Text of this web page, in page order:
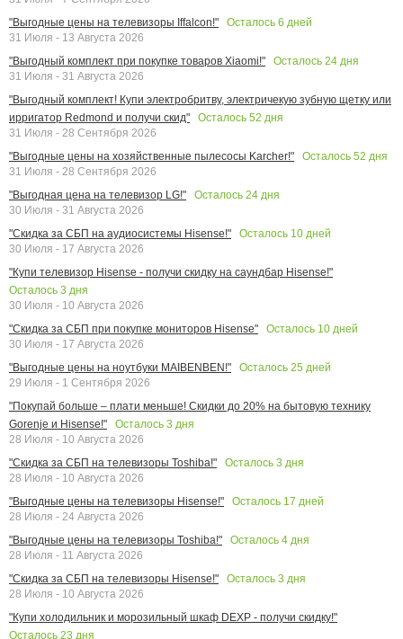
"Выгодные цены на телевизоры Iffalcon!"
Осталось 6 дней
31 Июля - 13 Августа 2026
"Выгодный комплект при покупке товаров Xiaomi!"
Осталось 24 дня
31 Июля - 31 Августа 2026
"Выгодный комплект! Купи электробритву, электричекую зубную щетку или
ирригатор Redmond и получи скид"
Осталось 52 дня
31 Июля - 28 Сентября 2026
"Выгодные цены на хозяйственные пылесосы Karcher!"
Осталось 52 дня
31 Июля - 28 Сентября 2026
"Выгодная цена на телевизор LG!"
Осталось 24 дня
30 Июля - 31 Августа 2026
"Скидка за СБП на аудиосистемы Hisense!"
Осталось 10 дней
30 Июля - 17 Августа 2026
"Купи телевизор Hisense - получи скидку на саундбар Hisense!"
Осталось 3 дня
30 Июля - 10 Августа 2026
"Скидка за СБП при покупке мониторов Hisense"
Осталось 10 дней
30 Июля - 17 Августа 2026
"Выгодные цены на ноутбуки MAIBENBEN!"
Осталось 25 дней
29 Июля - 1 Сентября 2026
"Покупай больше – плати меньше! Скидки до 20% на бытовую технику
Gorenje и Hisense!"
Осталось 3 дня
28 Июля - 10 Августа 2026
"Скидка за СБП на телевизоры Toshiba!"
Осталось 3 дня
28 Июля - 10 Августа 2026
"Выгодные цены на телевизоры Hisense!"
Осталось 17 дней
28 Июля - 24 Августа 2026
"Выгодные цены на телевизоры Toshiba!"
Осталось 4 дня
28 Июля - 11 Августа 2026
"Скидка за СБП на телевизоры Hisense!"
Осталось 3 дня
28 Июля - 10 Августа 2026
"Купи холодильник и морозильный шкаф DEXP - получи скидку!"
Осталось 23 дня